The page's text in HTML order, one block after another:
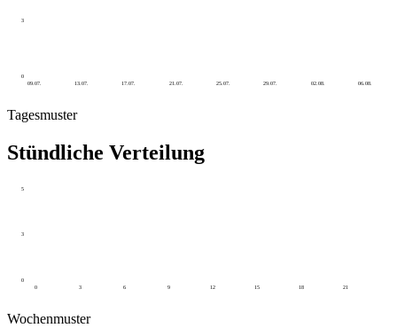
0
3
09.07. 13.07. 17.07. 21.07. 25.07. 29.07. 02.08. 06.08.
Tagesmuster
Stündliche Verteilung
0
3
5
0 3 6 9 12 15 18 21
Wochenmuster